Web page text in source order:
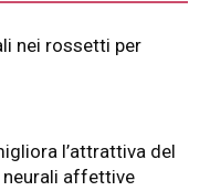
nei rossetti per
l’attrattiva del
affettive